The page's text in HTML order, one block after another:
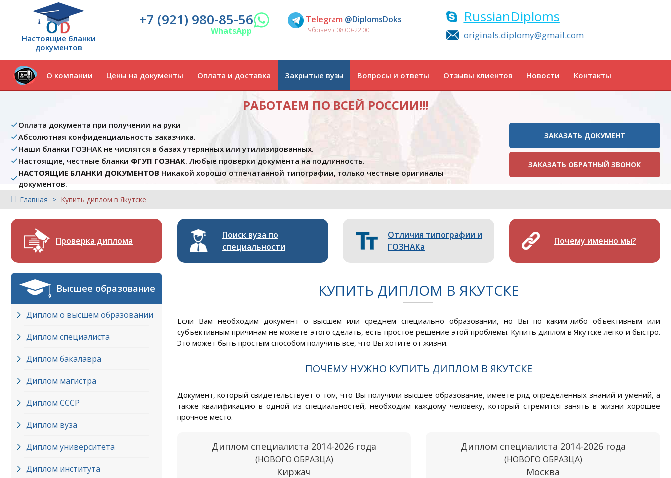
Настоящие бланки
документов
+7 (921) 980-85-56
WhatsApp
Telegram @DiplomsDoks
Работаем с 08.00-22.00
RussianDiploms
originals.diplomy@gmail.com
О компании Цены на документы Оплата и доставка Закрытые вузы Вопросы и ответы Отзывы клиентов Новости Контакты
РАБОТАЕМ ПО ВСЕЙ РОССИИ!!!
Оплата документа при получении на руки
Абсолютная конфиденциальность заказчика.
Наши бланки ГОЗНАК не числятся в базах утерянных или утилизированных.
Настоящие, честные бланки ФГУП ГОЗНАК. Любые проверки документа на подлинность.
НАСТОЯЩИЕ БЛАНКИ ДОКУМЕНТОВ Никакой хорошо отпечатанной типографии, только честные оригиналы
документов.
ЗАКАЗАТЬ ДОКУМЕНТ
ЗАКАЗАТЬ ОБРАТНЫЙ ЗВОНОК
Главная Купить диплом в Якутске
Проверка диплома
Поиск вуза по
специальности
Отличия типографии и
ГОЗНАКа
Почему именно мы?
Высшее образование
Диплом о высшем образовании
Диплом специалиста
Диплом бакалавра
Диплом магистра
Диплом СССР
Диплом вуза
Диплом университета
Диплом института
КУПИТЬ ДИПЛОМ В ЯКУТСКЕ
Если Вам необходим документ о высшем или среднем специально образовании, но Вы по каким-либо объективным или
субъективным причинам не можете этого сделать, есть простое решение этой проблемы. Купить диплом в Якутске легко и быстро.
Это может быть простым способом получить все, что Вы хотите от жизни.
ПОЧЕМУ НУЖНО КУПИТЬ ДИПЛОМ В ЯКУТСКЕ
Документ, который свидетельствует о том, что Вы получили высшее образование, имеете ряд определенных знаний и умений, а
также квалификацию в одной из специальностей, необходим каждому человеку, который стремится занять в жизни хорошее
прочное место.
Диплом специалиста 2014-2026 года
(НОВОГО ОБРАЗЦА)
Киржач
Диплом специалиста 2014-2026 года
(НОВОГО ОБРАЗЦА)
Москва